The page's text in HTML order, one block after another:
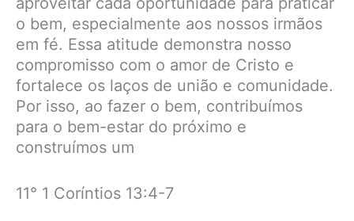
o bem, especialmente aos nossos irmãos
em fé. Essa atitude demonstra nosso
compromisso com o amor de Cristo e
fortalece os laços de união e comunidade.
Por isso, ao fazer o bem, contribuímos
para o bem-estar do próximo e
construímos um
11° 1 Coríntios 13:4-7